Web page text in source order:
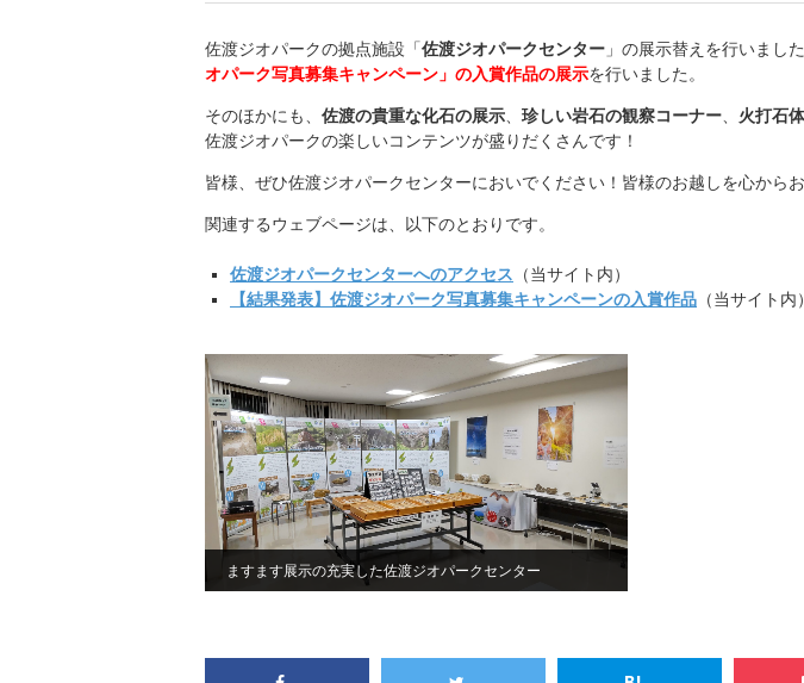
佐渡ジオパークの拠点施設「佐渡ジオパークセンター 」の展示替え を行いまし
オパーク写真募集キャンペーン」の入賞作品の展示を行いました。
そのほかにも、 佐渡の貴重な化石の展示 珍しい岩石の観察コーナー 火打石
佐渡ジオパークの楽しいコンテンツが盛りだくさんです！
皆様、ぜひ佐渡ジオパークセンターにおいでください！皆様のお越 しを心から
関連するウェブページは、以下のとおりです。
佐渡ジオパークセンターへのアクセス （当サイト内）
【結果発表】佐渡ジオパーク写真募集キャンペーンの入賞作品 （当サイト内）
ますます展示の充実した佐渡ジオパークセンター